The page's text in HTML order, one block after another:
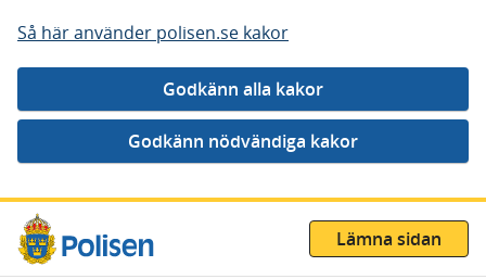
Så här använder polisen.se kakor
Gå direkt till innehåll
Lämna sidan